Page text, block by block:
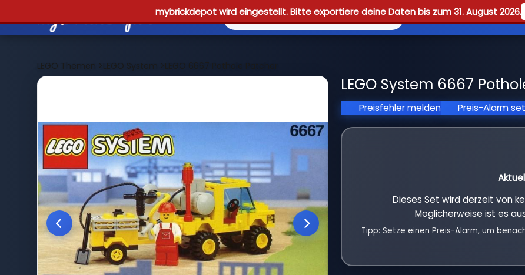
mybrickdepot wird eingestellt. Bitte exportiere deine Daten bis zum 31. August 2026.
Reviews
LEGO Themen >LEGO System >LEGO 6667 Pothole Patcher
LEGO System 6667
Preisfehler melden Preis-Alarm
Dieses Set wird derzeit von
Möglicherweise ist es
Tipp: Setze einen Preis-Alarm, um